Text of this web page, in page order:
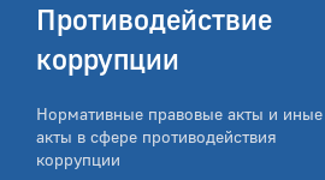
Противодействие
коррупции
Нормативные правовые акты и иные
акты в сфере противодействия
коррупции